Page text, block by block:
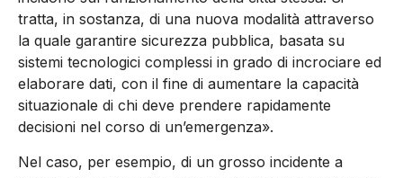
tratta, in sostanza, di una nuova modalità attraverso
la quale garantire sicurezza pubblica, basata su
sistemi tecnologici complessi in grado di incrociare ed
elaborare dati, con il fine di aumentare la capacità
situazionale di chi deve prendere rapidamente
decisioni nel corso di un’emergenza».
Nel caso, per esempio, di un grosso incidente a